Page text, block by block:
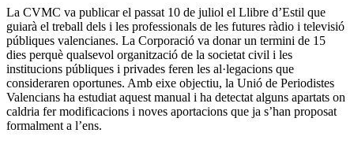
La CVMC va publicar el passat 10 de juliol el Llibre d’Estil que
guiarà el treball dels i les professionals de les futures ràdio i televisió
públiques valencianes. La Corporació va donar un termini de 15
dies perquè qualsevol organització de la societat civil i les
institucions públiques i privades feren les al·legacions que
consideraren oportunes. Amb eixe objectiu, la Unió de Periodistes
Valencians ha estudiat aquest manual i ha detectat alguns apartats on
caldria fer modificacions i noves aportacions que ja s’han proposat
formalment a l’ens.